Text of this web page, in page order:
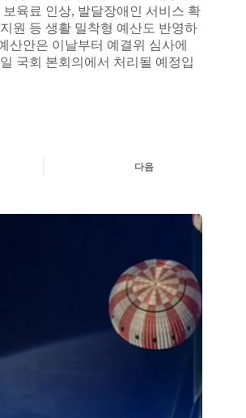
육료 인상, 발달장애인 서비스 확
원 등 생활 밀착형 예산도 반영하
산안은 이날부터 예결위 심사에
국회 본회의에서 처리될 예정입
다음